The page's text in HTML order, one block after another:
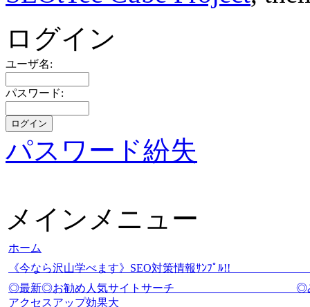
ログイン
ユーザ名:
パスワード:
パスワード紛失
メインメニュー
ホーム
《今なら沢山学べます》SEO対策情報ｻﾝﾌ
◎最新◎お勧め人気サイトサ
アクセスアップ効果大